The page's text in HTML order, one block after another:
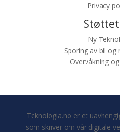
Privacy
Ny
Sporing av bil og
Overvåkning
Teknologia.no er et
som skriver om vår digitale